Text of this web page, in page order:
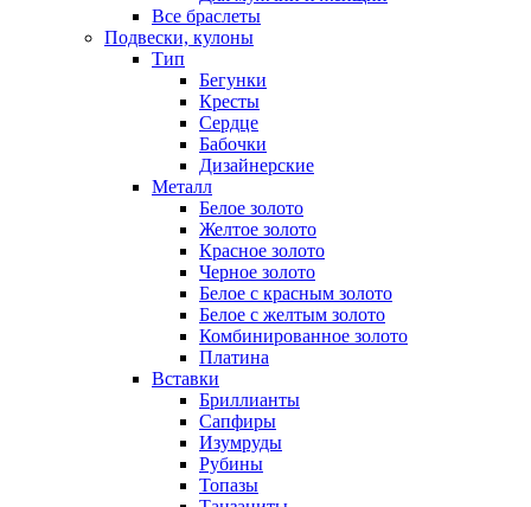
Все браслеты
Подвески, кулоны
Тип
Бегунки
Кресты
Сердце
Бабочки
Дизайнерские
Металл
Белое золото
Желтое золото
Красное золото
Черное золото
Белое с красным золото
Белое с желтым золото
Комбинированное золото
Платина
Вставки
Бриллианты
Сапфиры
Изумруды
Рубины
Топазы